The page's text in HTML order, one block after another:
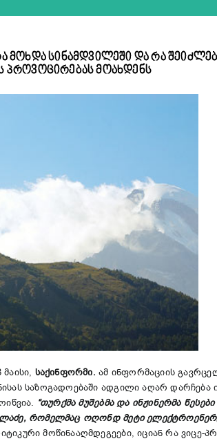
მოხდა სინამდვილეში და რა
პროვოცირებას მოახდენს
საქინფორმი. ამ ინფორმაციის
საზოგადოებაში ადგილი აღარ დარჩება
“თურქმა მუშებმა და ინჟინერმა
რომელმაც ოღონდ მეტი
მოწინააღმდეგეები, იციან რა ვიცე-